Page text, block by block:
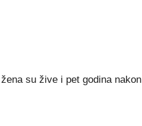
su žive i pet godina nakon